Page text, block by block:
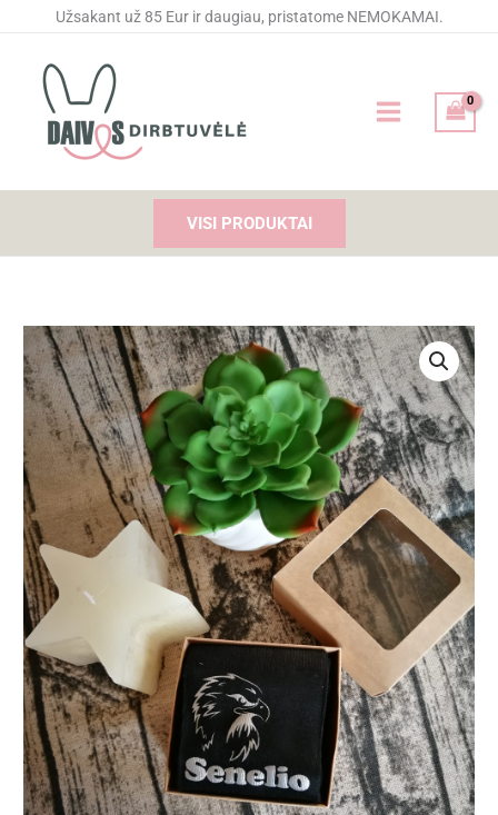
Užsakant už 85 Eur ir daugiau, pristatome NEMOKAMAI.
VISI PRODUKTAI
produkto
kiekis:
Kojinės
užrašu
"Senelio"